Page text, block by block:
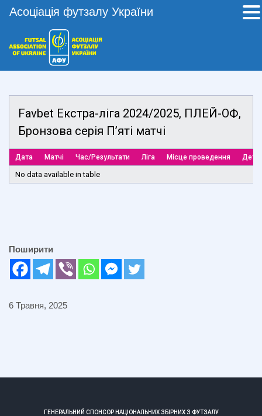
Favbet Екстра-ліга 2024/2025, ПЛЕЙ-ОФ,
Бронзова серія П’яті матчі
Дата Матчі Час/Результати Ліга Місце проведення
No data available in table
Поширити
6 Травня, 2025
ГЕНЕРАЛЬНИЙ СПОНСОР НАЦІОНАЛЬНИХ ЗБІРНИХ З ФУТЗАЛУ
Асоціація футзалу України